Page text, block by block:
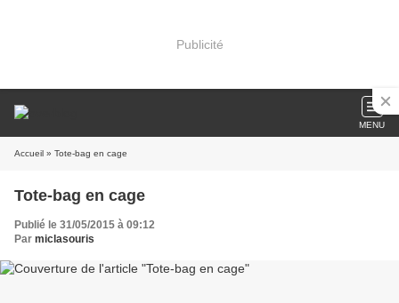
Publicité
MENU
Accueil » Tote-bag en cage
Tote-bag en cage
Publié le 31/05/2015 à 09:12
Par miclasouris